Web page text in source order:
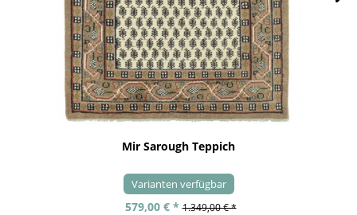
Mir Sarough Teppich
Varianten verfügbar
579,00 € * 1.349,00 € *